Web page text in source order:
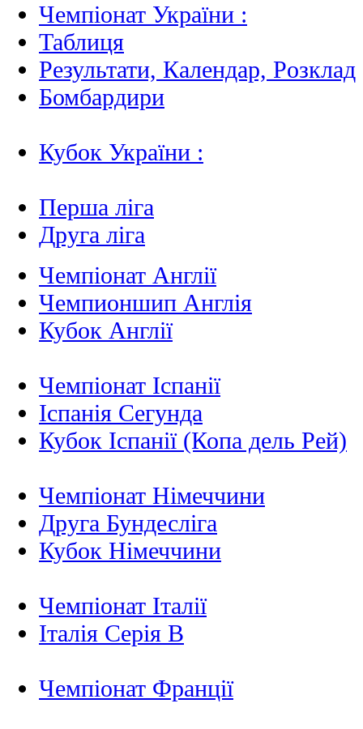
Чемпіонат України :
Таблиця
Результати, Календар, Poзклад
Бомбардири
Кубок України :
Перша ліга
Друга ліга
Чемпіонат Англії
Чемпионшип Англія
Кубок Англії
Чемпіонат Іспанії
Іспанія Сегунда
Кубок Іспанії (Копа дель Рей)
Чемпіонат Німеччини
Друга Бундесліга
Кубок Німеччини
Чемпіонат Італії
Італія Серія B
Чемпіонат Франції